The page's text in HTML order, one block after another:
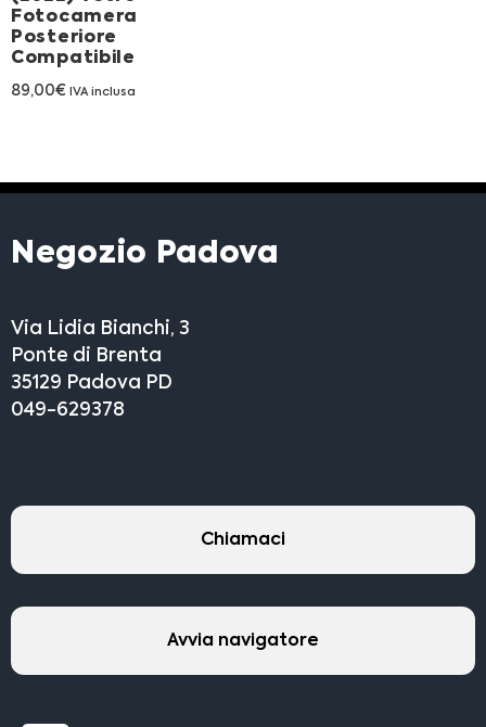
Fotocamera
Posteriore
Compatibile
89,00€ IVA inclusa
Negozio Padova
Via Lidia Bianchi, 3
Ponte di Brenta
35129 Padova PD
049-629378
Chiamaci
Avvia navigatore